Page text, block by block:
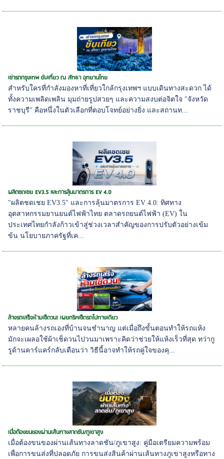
เช่ารถกรุงเทพ ขับเที่ยว ณ สัทธา อุทยานไทย
สำหรับใครที่กำลังมองหาที่เที่ยวใกล้กรุงเทพฯ แบบเดินทางสะดวก ได้
ทั้งความเพลิดเพลิน มุมถ่ายรูปสวยๆ และความสงบต่อจิตใจ "จังหวัด
ราชบุรี" คือหนึ่งในตัวเลือกที่ตอบโจทย์อย่างยิ่ง และสถานท...
ผลิตชดเชย EV3.5 และการลุ้นมาตรการ EV 4.0
"ผลิตชดเชย EV3.5" และการลุ้นมาตรการ EV 4.0: ทิศทาง
อุตสาหกรรมยานยนต์ไฟฟ้าไทย ตลาดรถยนต์ไฟฟ้า (EV) ใน
ประเทศไทยกำลังก้าวเข้าสู่ช่วงเวลาสำคัญของการปรับตัวอย่างเข้ม
ข้น นโยบายภาครัฐที่เค...
ล้างรถเสร็จห้ามเช็ดวน! เผยทริคเช็ดรถไปทางเดียว
หลายคนล้างรถเองที่บ้านจนชำนาญ แต่เมื่อถึงขั้นตอนทำให้รถแห้ง
มักจะเผลอใช้ผ้าเช็ดวนไปวนมาเพราะคิดว่าช่วยให้แห้งเร็วที่สุด ทว่ากู
รูด้านคาร์แคร์กลับเตือนว่า วิธีนี้อาจทำให้รถคู่ใจของคุ...
เมื่อต้องขนของผ่านเส้นทางลาดชัน/ภูเขาสูง
เมื่อต้องขนของผ่านเส้นทางลาดชัน/ภูเขาสูง: คู่มือเตรียมความพร้อม
เพื่อการขนส่งที่ปลอดภัย การขนส่งสินค้าผ่านเส้นทางภูเขาสูงหรือทาง